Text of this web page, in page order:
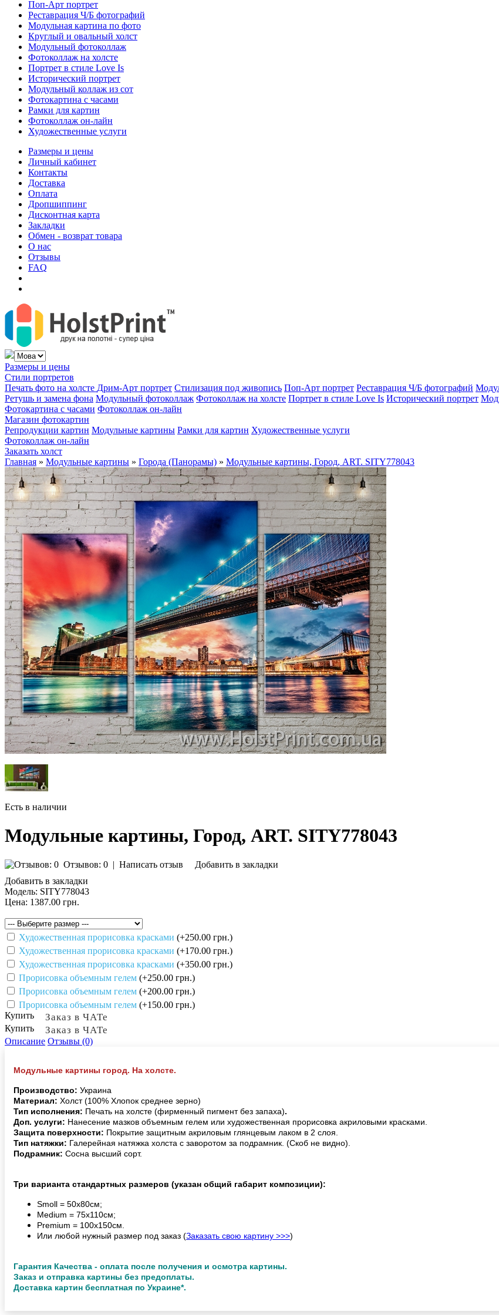
Поп-Арт портрет
Реставрация Ч/Б фотографий
Модульная картина по фото
Круглый и овальный холст
Модульный фотоколлаж
Фотоколлаж на холсте
Портрет в стиле Love Is
Исторический портрет
Модульный коллаж из сот
Фотокартина с часами
Рамки для картин
Фотоколлаж он-лайн
Художественные услуги
Размеры и цены
Личный кабинет
Контакты
Доставка
Оплата
Дропшиппинг
Дисконтная карта
Закладки
Обмен - возврат товара
О нас
Отзывы
FAQ
Размеры и цены
Стили портретов
Печать фото на холсте Дрим-Арт портрет Стилизация под живопись Поп-Арт портрет Реставрация Ч/Б фотографий
Ретушь и замена фона Модульный фотоколлаж Фотоколлаж на холсте Портрет в стиле Love Is Исторический портрет
Фотокартина с часами Фотоколлаж он-лайн
Магазин фотокартин
Репродукции картин Модульные картины Рамки для картин Художественные услуги
Фотоколлаж он-лайн
Заказать холст
Главная » Модульные картины » Города (Панорамы) » Модульные картины, Город, ART. SITY778043
Есть в наличии
Модульные картины, Город, ART. SITY778043
Отзывов: 0 | Написать отзыв
Добавить в закладки
Добавить в закладки
Модель: SITY778043
Цена: 1387.00 грн.
Художественная прорисовка красками (+250.00 грн.)
Художественная прорисовка красками (+170.00 грн.)
Художественная прорисовка красками (+350.00 грн.)
Прорисовка объемным гелем (+250.00 грн.)
Прорисовка объемным гелем (+200.00 грн.)
Прорисовка объемным гелем (+150.00 грн.)
Купить
Заказ в ЧАТе
Купить Заказ в ЧАТе
Описание Отзывы (0)
Модульные картины город. На холсте.
Производство: Украина
Материал: Холст (100% Хлопок среднее зерно)
Тип исполнения: Печать на холсте (фирменный пигмент без запаха).
Доп. услуги: Нанесение мазков объемным гелем или художественная прорисовка акриловыми красками.
Защита поверхности: Покрытие защитным акриловым глянцевым лаком в 2 слоя.
Тип натяжки: Галерейная натяжка холста с заворотом за подрамник. (Скоб не видно).
Подрамник: Сосна высший сорт.
Три варианта стандартных размеров (указан общий габарит композиции):
Smoll = 50х80см;
Medium = 75х110см;
Premium = 100х150см.
Или любой нужный размер под заказ (Заказать свою картину >>>)
Гарантия Качества - оплата после получения и осмотра картины.
Заказ и отправка картины без предоплаты.
Доставка картин бесплатная по Украине*.